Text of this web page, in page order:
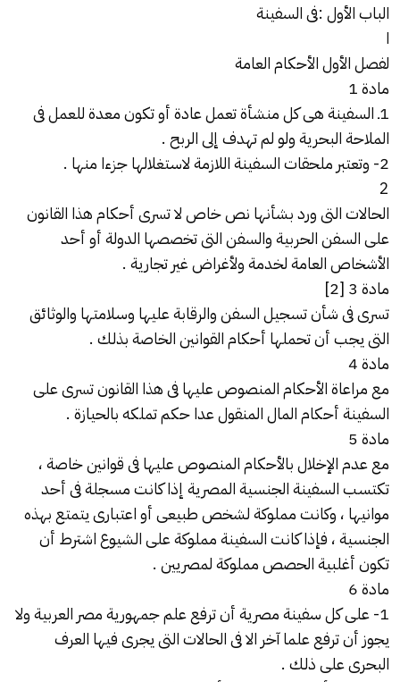
الباب الأول :فى السفينة
ا
لفصل الأول الأحكام العامة
مادة 1
1ـ السفينة هى كل منشأة تعمل عادة أو تكون معدة للعمل فى
الملاحة البحرية ولو لم تهدف إلى الربح .
2- وتعتبر ملحقات السفينة اللازمة لاستغلالها جزءا منها .
2
الحالات التى ورد بشأنها نص خاص لا تسرى أحكام هذا القانون
على السفن الحربية والسفن التى تخصصها الدولة أو أحد
الأشخاص العامة لخدمة ولأغراض غير تجارية .
مادة 3 [2]
تسرى فى شأن تسجيل السفن والرقابة عليها وسلامتها والوثائق
التى يجب أن تحملها أحكام القوانين الخاصة بذلك .
مادة 4
مع مراعاة الأحكام المنصوص عليها فى هذا القانون تسرى على
السفينة أحكام المال المنقول عدا حكم تملكه بالحيازة .
مادة 5
مع عدم الإخلال بالأحكام المنصوص عليها فى قوانين خاصة ،
تكتسب السفينة الجنسية المصرية إذا كانت مسجلة فى أحد
موانيها ، وكانت مملوكة لشخص طبيعى أو اعتبارى يتمتع بهذه
الجنسية ، فإذا كانت السفينة مملوكة على الشيوع اشترط أن
تكون أغلبية الحصص مملوكة لمصريين .
مادة 6
1- على كل سفينة مصرية أن ترفع علم جمهورية مصر العربية ولا
يجوز أن ترفع علما آخر الا فى الحالات التى يجرى فيها العرف
البحرى على ذلك .